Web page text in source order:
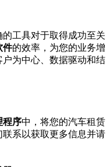
工具对于取得成功至关
件的效率，为您的业务增
为中心、数据驱动和结
程序中，将您的汽车租赁
系以获取更多信息并请